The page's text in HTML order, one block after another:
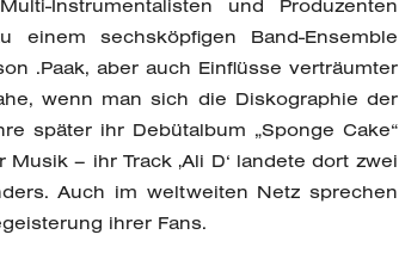
Instrumentalisten und Produzenten
sechsköpfigen Band-Ensemble
.Paak, aber auch Einflüsse verträumter
wenn man sich die Diskographie der
später ihr Debütalbum „Sponge Cake“
– ihr Track ‚Ali D‘ landete dort zwei
Auch im weltweiten Netz sprechen
ihrer Fans.